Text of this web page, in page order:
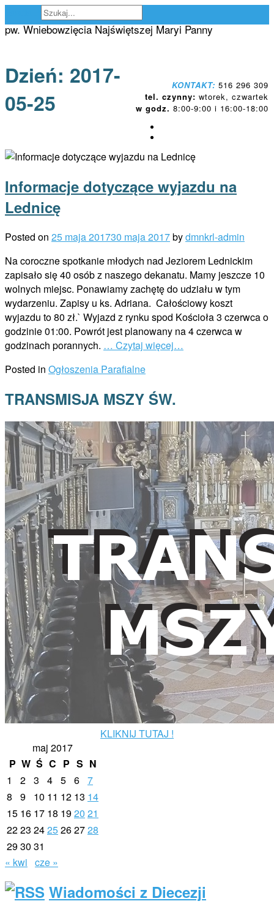
to
content
Parafia Proszowice
pw. Wniebowzięcia Najświętszej Maryi Panny
KONTAKT: 516 296 309
tel. czynny: wtorek, czwartek
w godz. 8:00-9:00 i 16:00-18:00
Dzień: 2017-
05-25
Informacje dotyczące wyjazdu na
Lednicę
Posted on 25 maja 201730 maja 2017bydmnkrl-admin
Na coroczne spotkanie młodych nad Jeziorem Lednickim
zapisało się 40 osób z naszego dekanatu. Mamy jeszcze 10
wolnych miejsc. Ponawiamy zachętę do udziału w tym
wydarzeniu. Zapisy u ks. Adriana. Całościowy koszt
wyjazdu to 80 zł.` Wyjazd z rynku spod Kościoła 3 czerwca o
godzinie 01:00. Powrót jest planowany na 4 czerwca w
godzinach porannych. … Czytaj więcej…
Posted in Ogłoszenia Parafialne
TRANSMISJA MSZY ŚW.
KLIKNIJ TUTAJ !
maj 2017
P W Ś C P S N
1
2 3 4 5 6 7
8
9 10 11 12 13 14
15 16 17 18 1920 21
2223 2425262728
2930 31
« kwi cze »
Wiadomości z Diecezji